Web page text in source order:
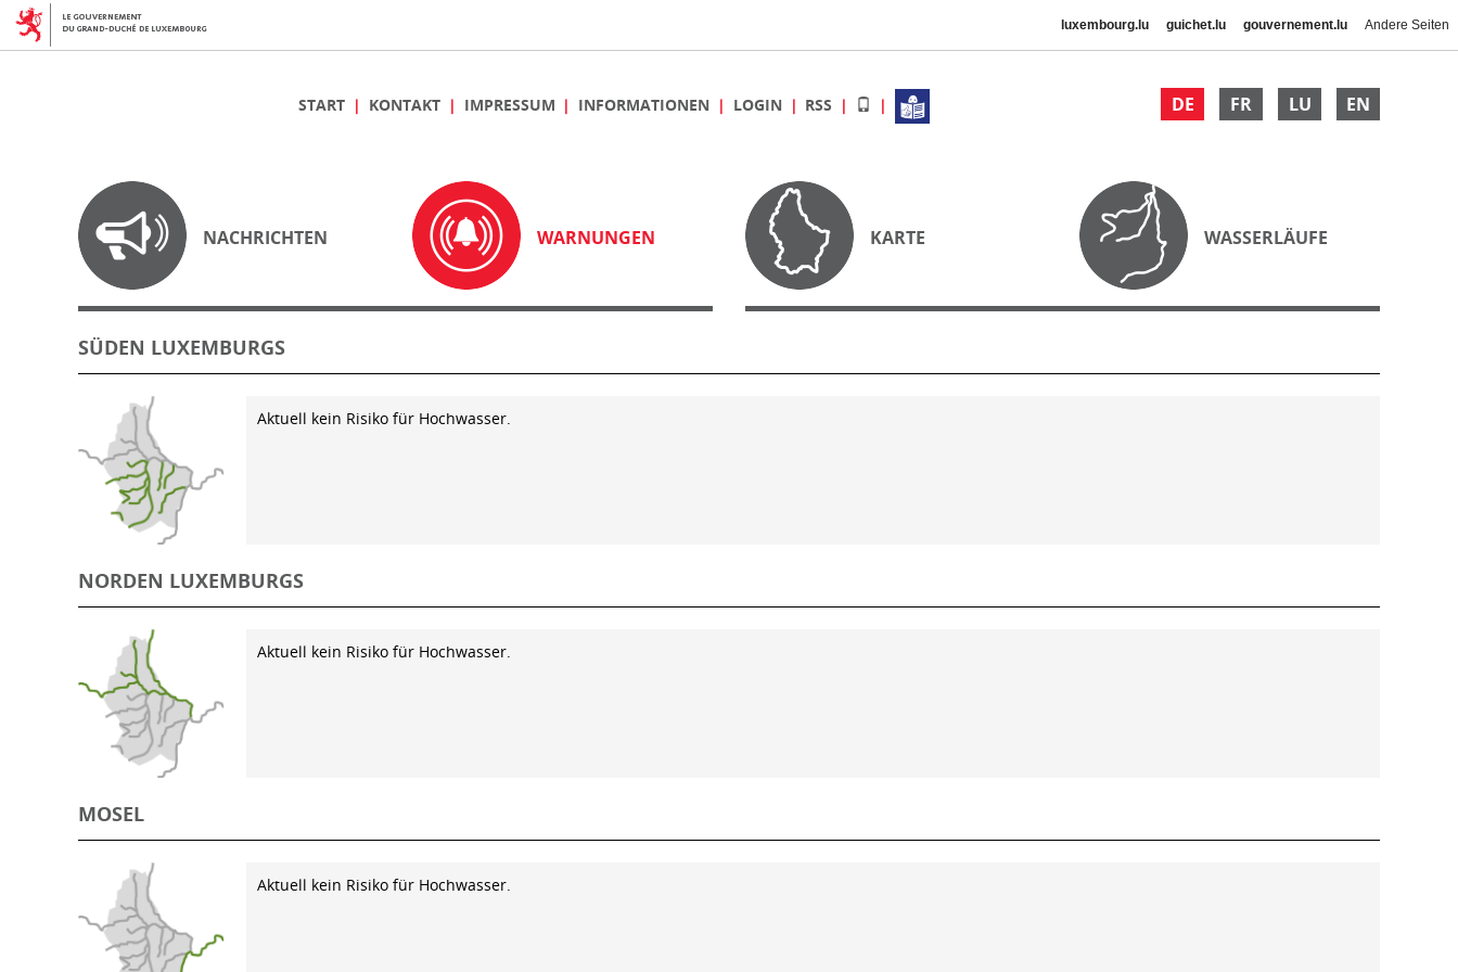
luxembourg.lu guichet.lu gouvernement.lu Andere Seiten
DE FR LU EN
START KONTAKT IMPRESSUM INFORMATIONEN LOGIN RSS
NACHRICHTEN WARNUNGEN KARTE WASSERLÄUFE
SÜDEN LUXEMBURGS
Aktuell kein Risiko für Hochwasser.
NORDEN LUXEMBURGS
Aktuell kein Risiko für Hochwasser.
MOSEL
Aktuell kein Risiko für Hochwasser.